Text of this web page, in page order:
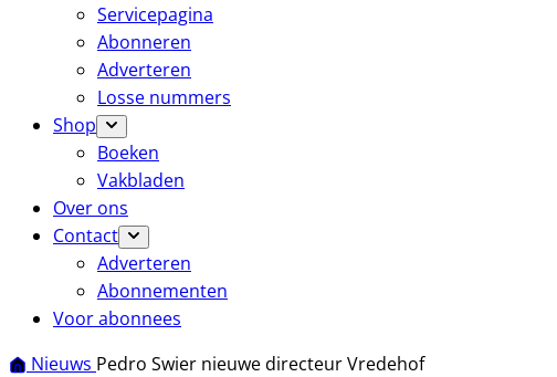
Servicepagina
Abonneren
Adverteren
Losse nummers
Shop
Boeken
Vakbladen
Over ons
Contact
Adverteren
Abonnementen
Voor abonnees
Nieuws Pedro Swier nieuwe directeur Vredehof